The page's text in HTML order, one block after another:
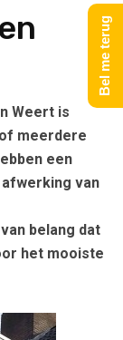
Weert is
meerdere
een
van
belang dat
het mooiste
Bel me terug